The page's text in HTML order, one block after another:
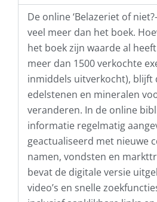
De online ‘Belazeriet of
veel meer dan het boek.
het boek zijn waarde al
meer dan 1500 verkochte
inmiddels uitverkocht), blijft
edelstenen en mineralen
veranderen. In de online
informatie regelmatig
geactualiseerd met nieuwe
namen, vondsten en
bevat de digitale versie
video’s en snelle